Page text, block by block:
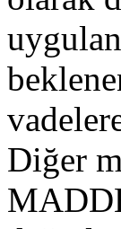
Diğer